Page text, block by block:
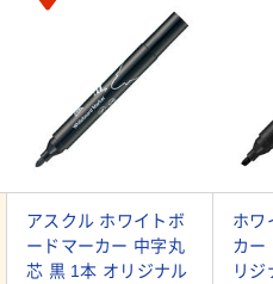
アスクル ホワイトボ
ードマーカー 中字丸
芯 黒 1本 オリジナル
ホワ
カー
リジ